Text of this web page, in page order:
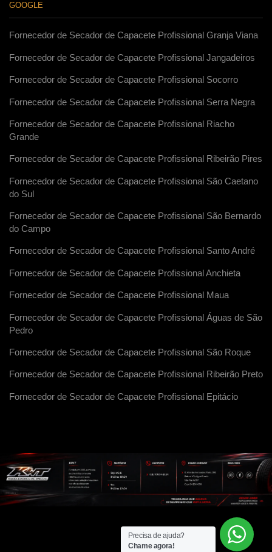
GOOGLE
Fornecedor de Secador de Capacete Profissional Granja Viana
Fornecedor de Secador de Capacete Profissional Jangadeiros
Fornecedor de Secador de Capacete Profissional Socorro
Fornecedor de Secador de Capacete Profissional Serra Negra
Fornecedor de Secador de Capacete Profissional Riacho
Grande
Fornecedor de Secador de Capacete Profissional Ribeirão Pires
Fornecedor de Secador de Capacete Profissional São Caetano
do Sul
Fornecedor de Secador de Capacete Profissional São Bernardo
do Campo
Fornecedor de Secador de Capacete Profissional Santo André
Fornecedor de Secador de Capacete Profissional Anchieta
Fornecedor de Secador de Capacete Profissional Maua
Fornecedor de Secador de Capacete Profissional Águas de São
Pedro
Fornecedor de Secador de Capacete Profissional São Roque
Fornecedor de Secador de Capacete Profissional Ribeirão Preto
Fornecedor de Secador de Capacete Profissional Epitácio
Precisa de ajuda?
Chame agora!